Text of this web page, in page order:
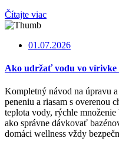
Čítajte viac
01.07.2026
Ako udržať vodu vo vírivke
Kompletný návod na úpravu
peneniu a riasam s overenou
teplota vody, rýchle množenie
ako správne dávkovať
domáci wellness vždy